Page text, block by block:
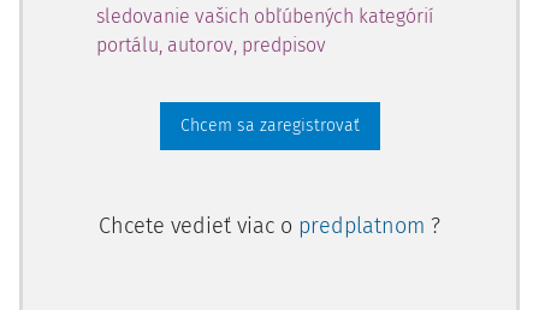
sledovanie vašich obľúbených kategórií
portálu, autorov, predpisov
Chcem sa zaregistrovať
Chcete vedieť viac o predplatnom ?